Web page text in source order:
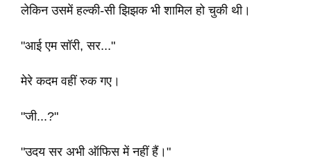
लेकिन उसमें हल्की-सी झिझक भी शामिल हो चुकी थी।
"आई एम सॉरी, सर..."
मेरे कदम वहीं रुक गए।
"जी...?"
"उदय सर अभी ऑफिस में नहीं हैं।"